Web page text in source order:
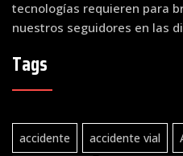
tecnologías requieren para
nuestros seguidores en las
Tags
accidente accidente vial